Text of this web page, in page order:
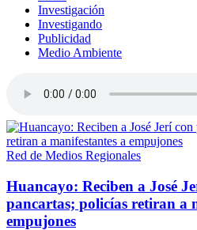
Investigación
Investigando
Publicidad
Medio Ambiente
Red de Medios Regionales
Huancayo: Reciben a José
pancartas; policías retiran a
empujones